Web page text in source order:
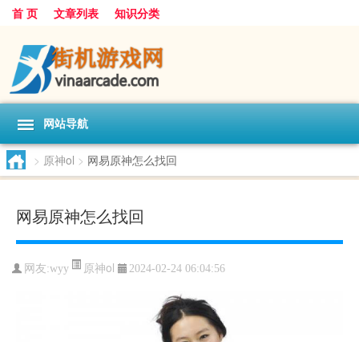
首 页 文章列表 知识分类
网站导航
> 原神ol > 网易原神怎么找回
网易原神怎么找回
网友:wyy 原神ol 2024-02-24 06:04:56